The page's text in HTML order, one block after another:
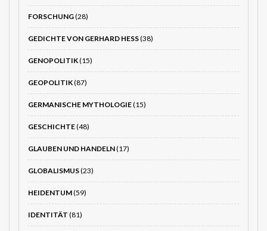
FORSCHUNG(28)
GEDICHTE VON GERHARD HESS(38)
GENOPOLITIK(15)
GEOPOLITIK(87)
GERMANISCHE MYTHOLOGIE(15)
GESCHICHTE(48)
GLAUBEN UND HANDELN(17)
GLOBALISMUS(23)
HEIDENTUM(59)
IDENTITÄT (81)